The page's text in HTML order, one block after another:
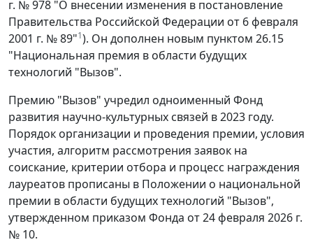
г. № 978 "О внесении изменения в постановление
Правительства Российской Федерации от 6 февраля
2001 г. № 89"1). Он дополнен новым пунктом 26.15
"Национальная премия в области будущих
технологий "Вызов".
Премию "Вызов" учредил одноименный Фонд
развития научно-культурных связей в 2023 году.
Порядок организации и проведения премии, условия
участия, алгоритм рассмотрения заявок на
соискание, критерии отбора и процесс награждения
лауреатов прописаны в Положении о национальной
премии в области будущих технологий "Вызов",
утвержденном приказом Фонда от 24 февраля 2026 г.
№ 10.